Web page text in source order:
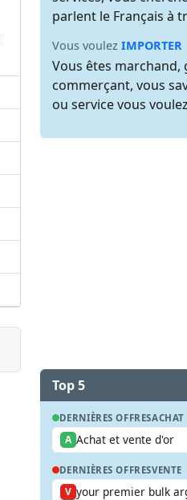
parlent le Français à
Vous voulez IMPORTER
Vous êtes marchand,
commerçant, vous
ou service vous
Top 5
DERNIÈRES OFFRESACHAT
A Achat et vente d'or
DERNIÈRES OFFRESVENTE
V your premier bulk